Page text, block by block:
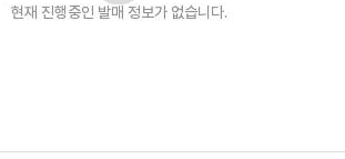
현재 진행중인 발매 정보가 없습니다.